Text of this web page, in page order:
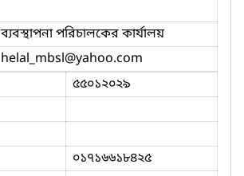
ব্যবস্থাপনা পরিচালকের কার্যালয়
helal_mbsl@yahoo.com
৫৫০১২০২৯
০১৭১৬৬১৮৪২৫